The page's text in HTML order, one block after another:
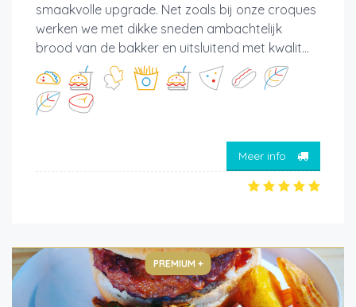
smaakvolle upgrade. Net zoals bij onze croques
werken we met dikke sneden ambachtelijk
brood van de bakker en uitsluitend met kwalit...
Meer info
PREMIUM +